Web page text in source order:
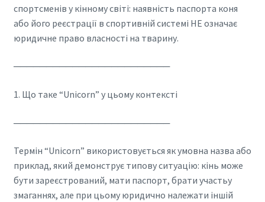
спортсменів у кінному світі: наявність паспорта коня
або його реєстрації в спортивній системі НЕ означає
юридичне право власності на тварину.
────────────────────────
1. Що таке “Unicorn” у цьому контексті
────────────────────────
Термін “Unicorn” використовується як умовна назва або
приклад, який демонструє типову ситуацію: кінь може
бути зареєстрований, мати паспорт, брати участьу
змаганнях, але при цьому юридично належати іншій